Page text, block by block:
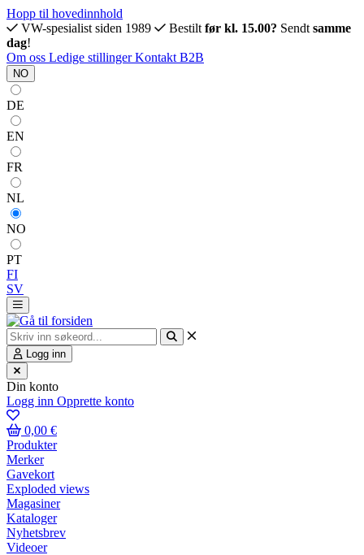
Hopp til hovedinnhold
VW-spesialist siden 1989
Bestilt før kl. 15.00? Sendt samme
dag!
Om oss Ledige stillingerKontakt B2B
NO
DE
EN
FR
NL
NO
PT
FI
SV
Logg inn
Din konto
Logg inn Opprette konto
0,00 €
Produkter
Merker
Gavekort
Exploded views
Magasiner
Kataloger
Nyhetsbrev
Videoer